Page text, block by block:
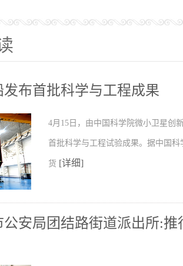
布首批科学与工程成果
4月15日，由中国科学院微小卫星创
首批科学与工程试验成果。据中国
货 [详细]
安局团结路街道派出所:推